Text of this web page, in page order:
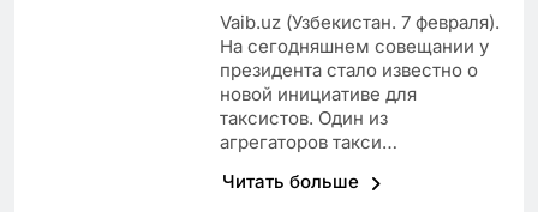
Vaib.uz (Узбекистан. 7 февраля).
На сегодняшнем совещании у
президента стало известно о
новой инициативе для
таксистов. Один из
агрегаторов такси…
Читать больше